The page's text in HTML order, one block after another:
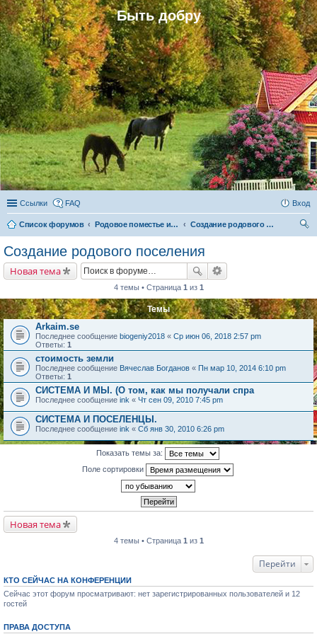
Быть добру
Ссылки FAQ Вход
Список форумов Родовое поместье и родовое поселение
Создание родового поселения
Создание родового поселения
Новая тема
4 темы • Страница 1 из 1
Темы
Arkaim.se
Последнее сообщение biogeniy2018 « Ср июн 06, 2018 2:57 pm
Ответы: 1
стоимость земли
Последнее сообщение Вячеслав Богданов « Пн мар 10, 2014 6:10 pm
Ответы: 1
СИСТЕМА И МЫ. (О том, как мы получали спра
Последнее сообщение ink « Чт сен 09, 2010 7:45 pm
СИСТЕМА И ПОСЕЛЕНЦЫ.
Последнее сообщение ink « Сб янв 30, 2010 6:26 pm
Показать темы за:
Поле сортировки
Новая тема
4 темы • Страница 1 из 1
Перейти
КТО СЕЙЧАС НА КОНФЕРЕНЦИИ
Сейчас этот форум просматривают: нет зарегистрированных пользователей и 12
гостей
ПРАВА ДОСТУПА